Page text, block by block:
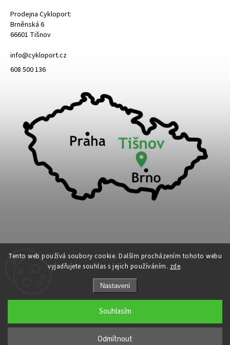
Tento web používá soubory cookie. Dalším procházením tohoto webu
vyjadřujete souhlas s jejich používáním. zde.
Nastavení
Odmítnout
Souhlasím
Prodejna Cykloport:
Brněnská 6
66601 Tišnov
info@cykloport.cz
608 500 136
Cykloport. Všechna práva vyhrazena.
Upravit nastavení cookies